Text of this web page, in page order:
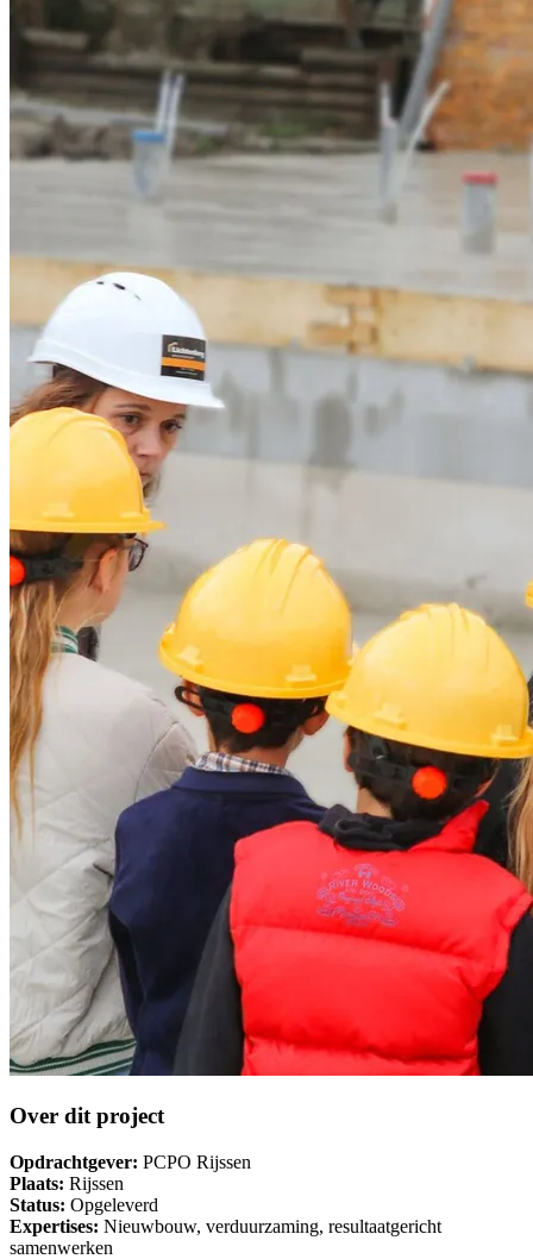
Over dit project
Opdrachtgever: PCPO Rijssen
Plaats: Rijssen
Status: Opgeleverd
Expertises: Nieuwbouw, verduurzaming, resultaatgericht
samenwerken